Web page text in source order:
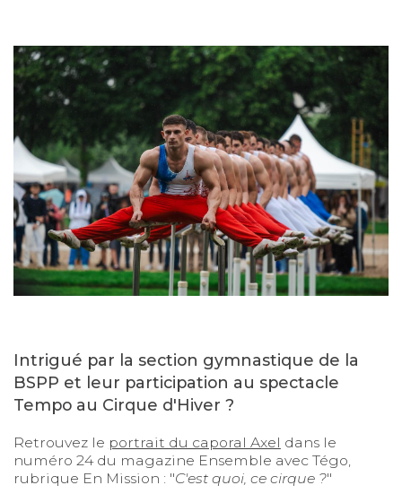
Intrigué par la section gymnastique de la
BSPP et leur participation au spectacle
Tempo au Cirque d'Hiver ?
Retrouvez le portrait du caporal Axel dans le
numéro 24 du magazine Ensemble avec Tégo,
rubrique En Mission : "C'est quoi, ce cirque ?"